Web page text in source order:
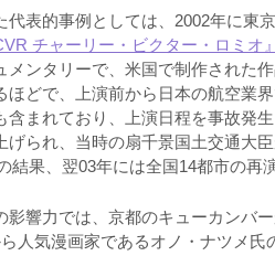
代表的事例としては、2002年に東
チャーリー・ビクター・ロミオ』
メンタリーで、米国で制作された
ほどで、上演前から日本の航空業
含まれており、上演日程を事故発
げられ、当時の扇千景国土交通大
結果、翌03年には全国14都市の再
影響力では、京都のキューカンバ
人気漫画家であるオノ・ナツメ